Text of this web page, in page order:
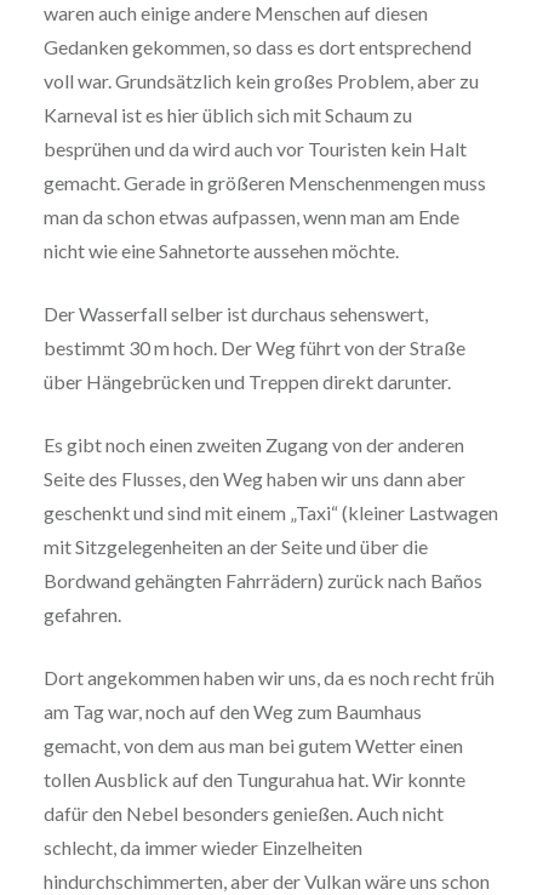
waren auch einige andere Menschen auf diesen
Gedanken gekommen, so dass es dort entsprechend
voll war. Grundsätzlich kein großes Problem, aber zu
Karneval ist es hier üblich sich mit Schaum zu
besprühen und da wird auch vor Touristen kein Halt
gemacht. Gerade in größeren Menschenmengen muss
man da schon etwas aufpassen, wenn man am Ende
nicht wie eine Sahnetorte aussehen möchte.
Der Wasserfall selber ist durchaus sehenswert,
bestimmt 30 m hoch. Der Weg führt von der Straße
über Hängebrücken und Treppen direkt darunter.
Es gibt noch einen zweiten Zugang von der anderen
Seite des Flusses, den Weg haben wir uns dann aber
geschenkt und sind mit einem „Taxi“ (kleiner Lastwagen
mit Sitzgelegenheiten an der Seite und über die
Bordwand gehängten Fahrrädern) zurück nach Baños
gefahren.
Dort angekommen haben wir uns, da es noch recht früh
am Tag war, noch auf den Weg zum Baumhaus
gemacht, von dem aus man bei gutem Wetter einen
tollen Ausblick auf den Tungurahua hat. Wir konnte
dafür den Nebel besonders genießen. Auch nicht
schlecht, da immer wieder Einzelheiten
hindurchschimmerten, aber der Vulkan wäre uns schon